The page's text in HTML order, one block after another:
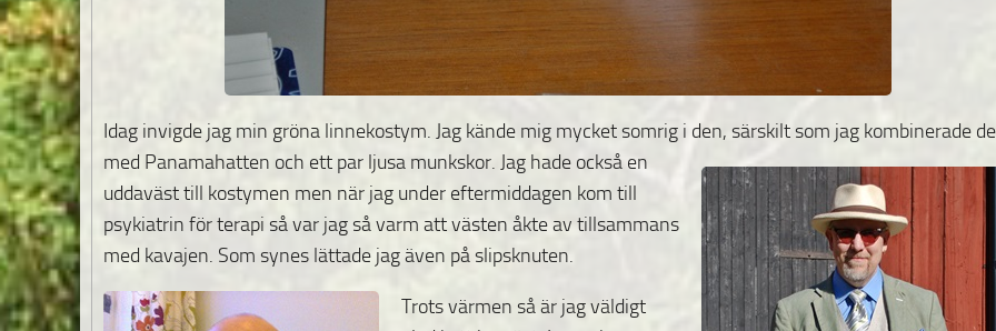
Idag invigde jag min gröna linnekostym. Jag kände mig mycket somrig i den, särskilt som jag kombinerade
med Panamahatten och ett par ljusa munkskor. Jag hade också en
uddaväst till kostymen men när jag under eftermiddagen kom till
psykiatrin för terapi så var jag så varm att västen åkte av tillsammans
med kavajen. Som synes lättade jag även på slipsknuten.
Trots värmen så är jag väldigt